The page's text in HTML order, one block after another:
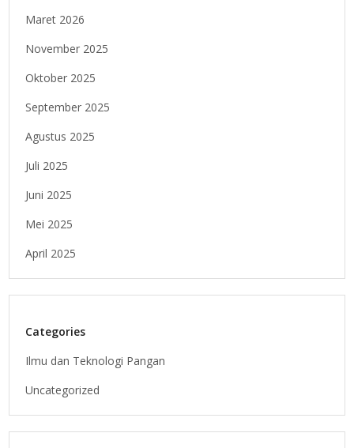
Maret 2026
November 2025
Oktober 2025
September 2025
Agustus 2025
Juli 2025
Juni 2025
Mei 2025
April 2025
Categories
Ilmu dan Teknologi Pangan
Uncategorized